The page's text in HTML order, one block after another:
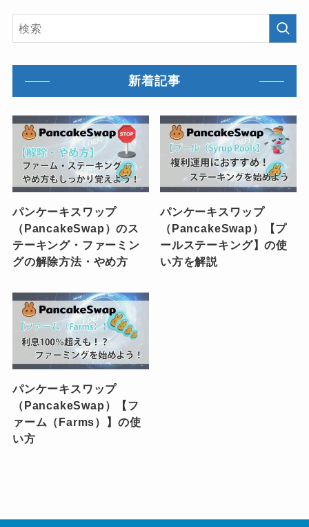
新着記事
パンケーキスワップ
（PancakeSwap）のス
テーキング・ファーミン
グの解除方法・やめ方
パンケーキスワップ
（PancakeSwap）【プ
ールステーキング】の使
い方を解説
パンケーキスワップ
（PancakeSwap）【フ
ァーム（Farms）】の使
い方